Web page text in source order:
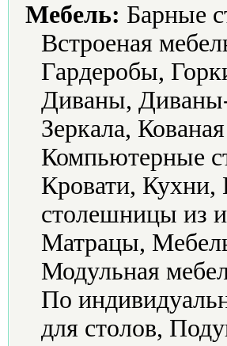
Мебель: Барные
Встроеная
Гардеробы,
Диваны,
Зеркала,
Компьютерные
Кровати, Кухни,
столешницы из
Матрацы,
Модульная
По
для столов,